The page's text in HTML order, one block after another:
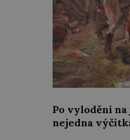
Po vylodění
nejedna